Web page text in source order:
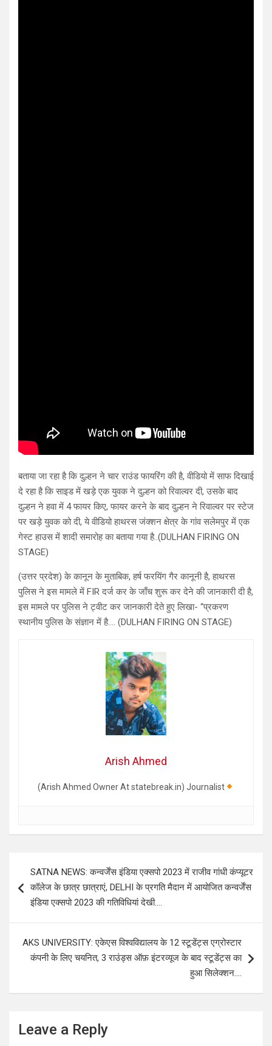
बताया जा रहा है कि दुल्हन ने चार राउंड फायरिंग की है, वीडियो में साफ दिखाई
दे रहा है कि साइड में खड़े एक युवक ने दुल्हन को रिवाल्वर दी, उसके बाद
दुल्हन ने हवा में 4 फायर किए, फायर करने के बाद दुल्हन ने रिवाल्वर पर स्टेज
पर खड़े युवक को दी, ये वीडियो हाथरस जंक्शन क्षेत्र के गांव सलेमपुर में एक
गेस्ट हाउस में शादी समारोह का बताया गया है..(DULHAN FIRING ON
STAGE)
(उत्तर प्रदेश) के कानून के मुताबिक, हर्ष फरयिंग गैर कानूनी है, हाथरस
पुलिस ने इस मामले में FIR दर्ज कर के जाँच शुरू कर देने की जानकारी दी है,
इस मामले पर पुलिस ने ट्वीट कर जानकारी देते हुए लिखा- “प्रकरण
स्थानीय पुलिस के संज्ञान में है…. (DULHAN FIRING ON STAGE)
Arish Ahmed
(Arish Ahmed Owner At statebreak.in) Journalist
navigation
SATNA NEWS: कन्वर्जेंस इंडिया एक्सपो 2023 में राजीव गांधी कंप्यूटर
कॉलेज के छात्र छात्राएं, DELHI के प्रगति मैदान में आयोजित कन्वर्जेंस
इंडिया एक्सपो 2023 की गतिविधियां देखी….
AKS UNIVERSITY: एकेएस विश्वविद्यालय के 12 स्टूडेंट्स एग्रोस्टार
कंपनी के लिए चयनित, 3 राउंड्स ऑफ़ इंटरव्यूज के बाद स्टूडेंट्स का
हुआ सिलेक्शन….
Leave a Reply